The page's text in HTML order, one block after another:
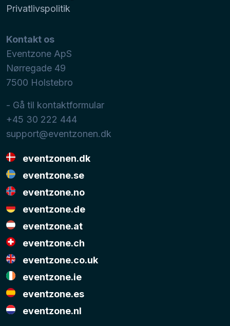
Privatlivspolitik
Kontakt os
Eventzone ApS
Nørregade 49
7500 Holstebro
- Gå til kontaktformular
+45 30 222 444
support@eventzonen.dk
eventzonen.dk
eventzone.se
eventzone.no
eventzone.de
eventzone.at
eventzone.ch
eventzone.co.uk
eventzone.ie
eventzone.es
eventzone.nl